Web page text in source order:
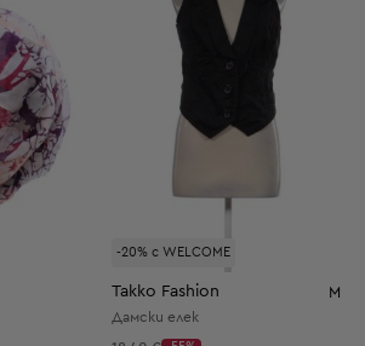
-20% с WELCOME
Takko Fashion M
Дамски елек